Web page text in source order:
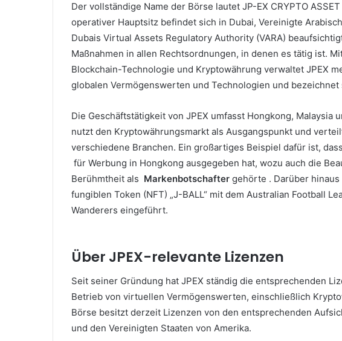
Der vollständige Name der Börse lautet JP-EX CRYPTO ASSET
operativer Hauptsitz befindet sich in Dubai, Vereinigte
Dubais Virtual Assets Regulatory Authority (VARA)
Maßnahmen in allen Rechtsordnungen, in denen es tätig ist.
Blockchain-Technologie und Kryptowährung verwaltet JPEX
globalen Vermögenswerten und Technologien und
Die Geschäftstätigkeit von JPEX umfasst Hongkong, Malaysia
nutzt den Kryptowährungsmarkt als Ausgangspunkt und
verschiedene Branchen. Ein großartiges Beispiel dafür ist,
für Werbung in Hongkong ausgegeben hat, wozu auch die
Berühmtheit als Markenbotschafter gehörte . Darüber
fungiblen Token (NFT) „J-BALL“ mit dem Australian Football
Wanderers eingeführt.
Über JPEX-relevante Lizenzen
Seit seiner Gründung hat JPEX ständig die entsprechenden
Betrieb von virtuellen Vermögenswerten, einschließlich
Börse besitzt derzeit Lizenzen von den entsprechenden
und den Vereinigten Staaten von Amerika.